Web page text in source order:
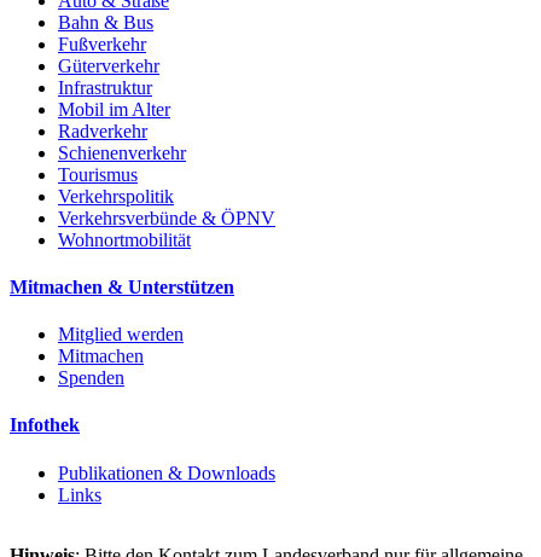
Bahn & Bus
Fußverkehr
Güterverkehr
Infrastruktur
Mobil im Alter
Radverkehr
Schienenverkehr
Tourismus
Verkehrspolitik
Verkehrsverbünde & ÖPNV
Wohnortmobilität
Mitmachen & Unterstützen
Mitglied werden
Mitmachen
Spenden
Infothek
Publikationen & Downloads
Links